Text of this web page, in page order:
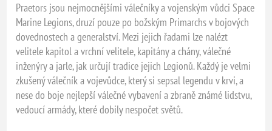
Praetors jsou nejmocnějšími válečníky a vojenským vůdci Space
Marine Legions, druzí pouze po božským Primarchs v bojových
dovednostech a generalství. Mezi jejich řadami lze nalézt
velitele kapitol a vrchní velitele, kapitány a chány, válečné
inženýry a jarle, jak určují tradice jejich Legionů. Každý je velmi
zkušený válečník a vojevůdce, který si sepsal legendu v krvi, a
nese do boje nejlepší válečné vybavení a zbraně známé lidstvu,
vedoucí armády, které dobily nespočet světů.